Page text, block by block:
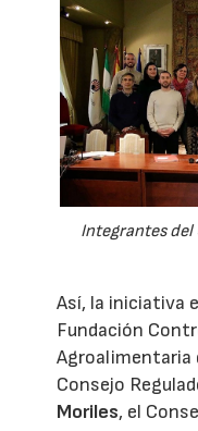
Integrantes del
Así, la iniciativa
Fundación
Agroalimentaria
Consejo
Moriles, el